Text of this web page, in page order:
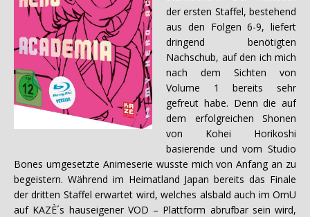
der ersten Staffel, bestehend
aus den Folgen 6-9, liefert
dringend benötigten
Nachschub, auf den ich mich
nach dem Sichten von
Volume 1 bereits sehr
gefreut habe. Denn die auf
dem erfolgreichen Shonen
von Kohei Horikoshi
basierende und vom Studio
Bones umgesetzte Animeserie wusste mich von Anfang an zu
begeistern. Während im Heimatland Japan bereits das Finale
der dritten Staffel erwartet wird, welches alsbald auch im OmU
auf KAZÈ´s hauseigener VOD – Plattform abrufbar sein wird,